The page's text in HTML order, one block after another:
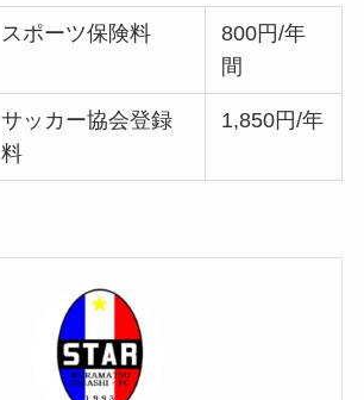
スポーツ保険料
800円/年
間
サッカー協会登録
料
1,850円/年